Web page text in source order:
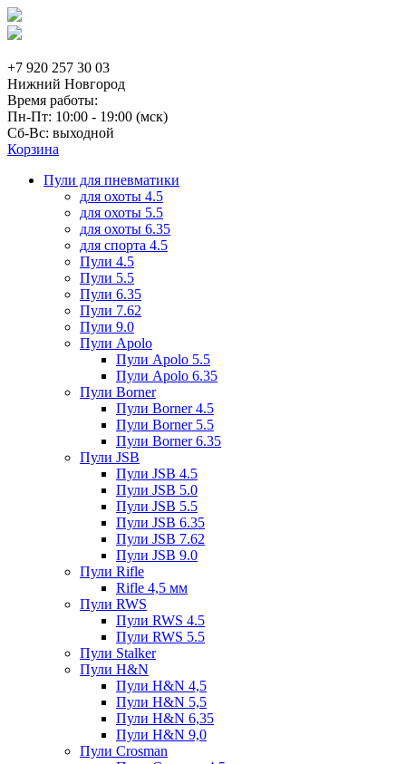
+7 920 257 30 03
Нижний Новгород
Время работы:
Пн-Пт: 10:00 - 19:00 (мск)
Сб-Вс: выходной
Корзина
Пули для пневматики
для охоты 4.5
для охоты 5.5
для охоты 6.35
для спорта 4.5
Пули 4.5
Пули 5.5
Пули 6.35
Пули 7.62
Пули 9.0
Пули Apolo
Пули Apolo 5.5
Пули Apolo 6.35
Пули Borner
Пули Borner 4.5
Пули Borner 5.5
Пули Borner 6.35
Пули JSB
Пули JSB 4.5
Пули JSB 5.0
Пули JSB 5.5
Пули JSB 6.35
Пули JSB 7.62
Пули JSB 9.0
Пули Rifle
Rifle 4,5 мм
Пули RWS
Пули RWS 4.5
Пули RWS 5.5
Пули Stalker
Пули H&N
Пули H&N 4,5
Пули H&N 5,5
Пули H&N 6,35
Пули H&N 9,0
Пули Crosman